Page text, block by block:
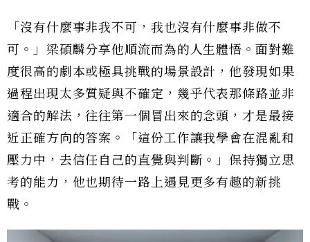
「沒有什麼事非我不可，我也沒有什麼事非做不
可。」梁碩麟分享他順流而為的人生體悟。面對難
度很高的劇本或極具挑戰的場景設計，他發現如果
過程出現太多質疑與不確定，幾乎代表那條路並非
適合的解法，往往第一個冒出來的念頭，才是最接
近正確方向的答案。「這份工作讓我學會在混亂和
壓力中，去信任自己的直覺與判斷。」保持獨立思
考的能力，他也期待一路上遇見更多有趣的新挑
戰。